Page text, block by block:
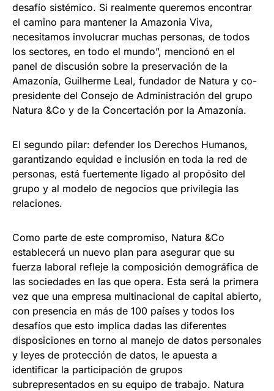
desafío sistémico. Si realmente queremos encontrar
el camino para mantener la Amazonia Viva,
necesitamos involucrar muchas personas, de todos
los sectores, en todo el mundo”, mencionó en el
panel de discusión sobre la preservación de la
Amazonía, Guilherme Leal, fundador de Natura y co-
presidente del Consejo de Administración del grupo
Natura &Co y de la Concertación por la Amazonía.
El segundo pilar: defender los Derechos Humanos,
garantizando equidad e inclusión en toda la red de
personas, está fuertemente ligado al propósito del
grupo y al modelo de negocios que privilegia las
relaciones.
Como parte de este compromiso, Natura &Co
establecerá un nuevo plan para asegurar que su
fuerza laboral refleje la composición demográfica de
las sociedades en las que opera. Esta será la primera
vez que una empresa multinacional de capital abierto,
con presencia en más de 100 países y todos los
desafíos que esto implica dadas las diferentes
disposiciones en torno al manejo de datos personales
y leyes de protección de datos, le apuesta a
identificar la participación de grupos
subrepresentados en su equipo de trabajo. Natura